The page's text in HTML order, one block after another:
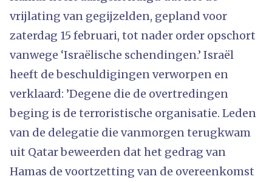
vrijlating van gegijzelden, gepland voor
zaterdag 15 februari, tot nader order opschort
vanwege ‘Israëlische schendingen.’ Israël
heeft de beschuldigingen verworpen en
verklaard: ’Degene die de overtredingen
beging is de terroristische organisatie. Leden
van de delegatie die vanmorgen terugkwam
uit Qatar beweerden dat het gedrag van
Hamas de voortzetting van de overeenkomst